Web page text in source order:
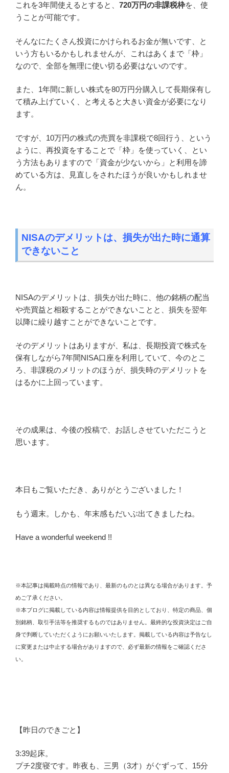
これを3年間使えるとすると、 720万円の非課税枠を、使
うことが可能です。
そんなにたくさん投資にかけられるお金が無いです、と
いう方もいるかもしれませんが、これはあくまで「枠」
なので、全部を無理に使い切る必要はないのです。
また、1年間に新しい株式を80万円分購入して長期保有し
て積み上げていく、と考えると大きい資金が必要になり
ます。
ですが、10万円の株式の売買を非課税で8回行う、という
ように、再投資をすることで「枠」を使っていく、とい
う方法もありますので「資金が少ないから」と利用を諦
めている方は、見直しをされたほうが良いかもしれませ
ん。
NISAのデメリットは、損失が出た時に通算
できないこと
NISAのデメリットは、損失が出た時に、他の銘柄の配当
や売買益と相殺することができないことと、損失を翌年
以降に繰り越すことができないことです。
そのデメリットはありますが、私は、長期投資で株式を
保有しながら7年間NISA口座を利用していて、今のとこ
ろ、非課税のメリットのほうが、損失時のデメリットを
はるかに上回っています。
その成果は、今後の投稿で、お話しさせていただこうと
思います。
本日もご覧いただき、ありがとうございました！
もう週末。しかも、年末感もだいぶ出てきましたね。
Have a wonderful weekend !!
※本記事は掲載時点の情報であり、最新のものとは異なる場合があります。予
めご了承ください。
※本ブログに掲載している内容は情報提供を目的としており、特定の商品、個
別銘柄、取引手法等を推奨するものではありません。最終的な投資決定はご自
身で判断していただくようにお願いいたします。掲載している内容は予告なし
に変更または中止する場合がありますので、必ず最新の情報をご確認くださ
い。
【昨日のできごと】
3:39起床。
プチ2度寝です。昨夜も、三男（3才）がぐずって、15分